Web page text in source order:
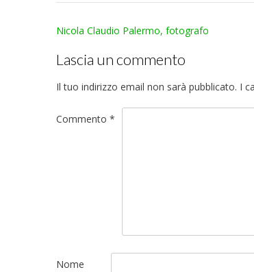
Post
Nicola Claudio Palermo, fotografo
Lascia un commento
Il tuo indirizzo email non sarà pubblicato. I
Commento *
Nome